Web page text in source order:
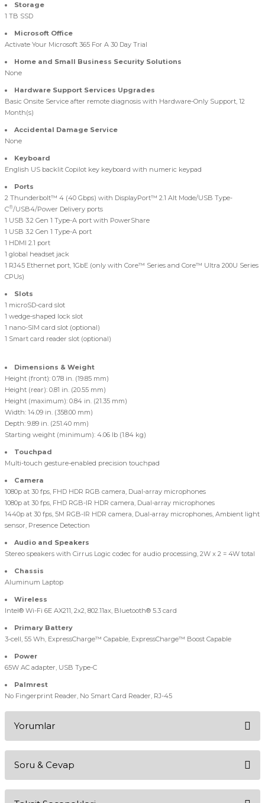
Storage
1 TB SSD
Microsoft Office
Activate Your Microsoft 365 For A 30 Day Trial
Home and Small Business Security Solutions
None
Hardware Support Services Upgrades
Basic Onsite Service after remote diagnosis with Hardware-Only Support, 12
Month(s)
Accidental Damage Service
None
Keyboard
English US backlit Copilot key keyboard with numeric keypad
Ports
2 Thunderbolt™ 4 (40 Gbps) with DisplayPort™ 2.1 Alt Mode/USB Type-
C®/USB4/Power Delivery ports
1 USB 3.2 Gen 1 Type-A port with PowerShare
1 USB 3.2 Gen 1 Type-A port
1 HDMI 2.1 port
1 global headset jack
1 RJ45 Ethernet port, 1GbE (only with Core™ Series and Core™ Ultra 200U Series
CPUs)
Slots
1 microSD-card slot
1 wedge-shaped lock slot
1 nano-SIM card slot (optional)
1 Smart card reader slot (optional)
Dimensions & Weight
Height (front): 0.78 in. (19.85 mm)
Height (rear): 0.81 in. (20.55 mm)
Height (maximum): 0.84 in. (21.35 mm)
Width: 14.09 in. (358.00 mm)
Depth: 9.89 in. (251.40 mm)
Starting weight (minimum): 4.06 lb (1.84 kg)
Touchpad
Multi-touch gesture-enabled precision touchpad
Camera
1080p at 30 fps, FHD HDR RGB camera, Dual-array microphones
1080p at 30 fps, FHD RGB-IR HDR camera, Dual-array microphones
1440p at 30 fps, 5M RGB-IR HDR camera, Dual-array microphones, Ambient light
sensor, Presence Detection
Audio and Speakers
Stereo speakers with Cirrus Logic codec for audio processing, 2W x 2 = 4W total
Chassis
Aluminum Laptop
Wireless
Intel® Wi-Fi 6E AX211, 2x2, 802.11ax, Bluetooth® 5.3 card
Primary Battery
3-cell, 55 Wh, ExpressCharge™ Capable, ExpressCharge™ Boost Capable
Power
65W AC adapter, USB Type-C
Palmrest
No Fingerprint Reader, No Smart Card Reader, RJ-45
Yorumlar
Soru & Cevap